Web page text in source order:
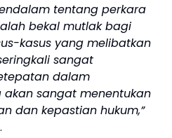
tentang perkara
bekal mutlak bagi
kasus yang melibatkan
sangat
dalam
sangat menentukan
dan kepastian hukum,”